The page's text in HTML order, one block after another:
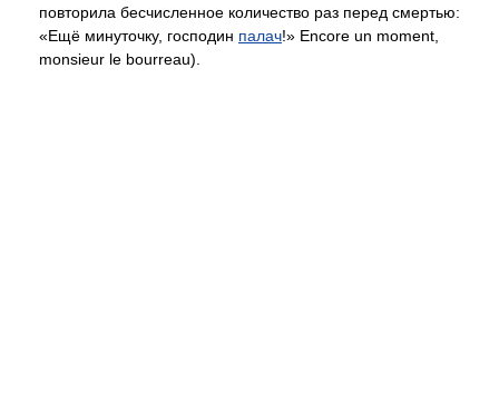
повторила бесчисленное количество раз перед смертью:
«Ещё минуточку, господин палач!» Encore un moment,
monsieur le bourreau).